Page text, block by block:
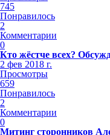
745
Понравилось
2
Комментарии
0
Кто жёстче всех?
2 фев 2018 г.
Просмотры
659
Понравилось
2
Комментарии
0
Митинг сторонников